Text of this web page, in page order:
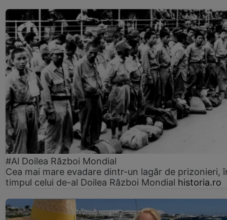
#Al Doilea Război Mondial
Cea mai mare evadare dintr-un lagăr de prizonieri,
timpul celui de-al Doilea Război Mondial historia.ro